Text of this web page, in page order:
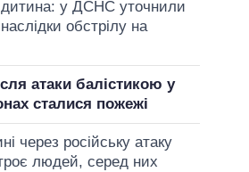
дитина: у ДСНС уточнили
наслідки обстрілу на
атаки балістикою у
сталися пожежі
через російську атаку
людей, серед них